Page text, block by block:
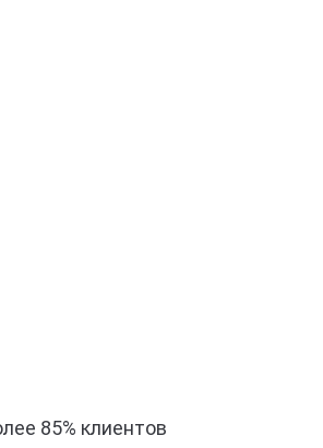
85% клиентов